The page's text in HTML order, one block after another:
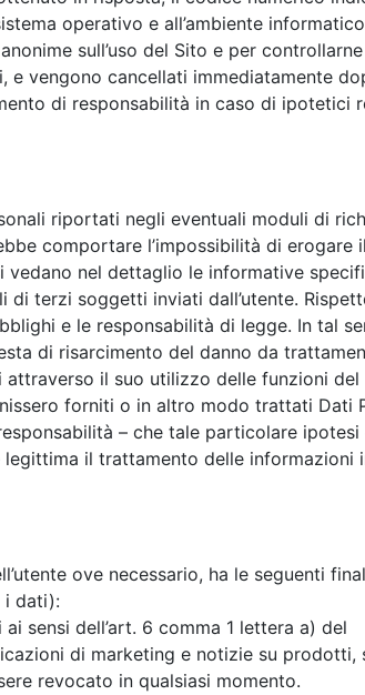
operativo e all’ambiente informatico
sull’uso del Sito e per
vengono cancellati immediatamente
di responsabilità in caso di ipotetici
riportati negli eventuali moduli di
comportare l’impossibilità di erogare
vedano nel dettaglio le informative
terzi soggetti inviati dall’utente.
e le responsabilità di legge. In tal
di risarcimento del danno da
il suo utilizzo delle funzioni del
forniti o in altro modo trattati Dati
– che tale particolare ipotesi
legittima il trattamento delle informazioni
ove necessario, ha le seguenti
i dati):
sensi dell’art. 6 comma 1 lettera a) del
di marketing e notizie su prodotti,
revocato in qualsiasi momento.